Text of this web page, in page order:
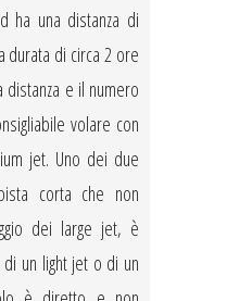
ha una distanza di
durata di circa 2 ore
distanza e il numero
volare con
jet. Uno dei due
corta che non
dei large jet, è
un light jet o di un